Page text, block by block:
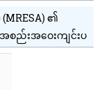
၏
ည်းအဝေးကျင်းပ